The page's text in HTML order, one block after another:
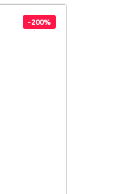
-200%